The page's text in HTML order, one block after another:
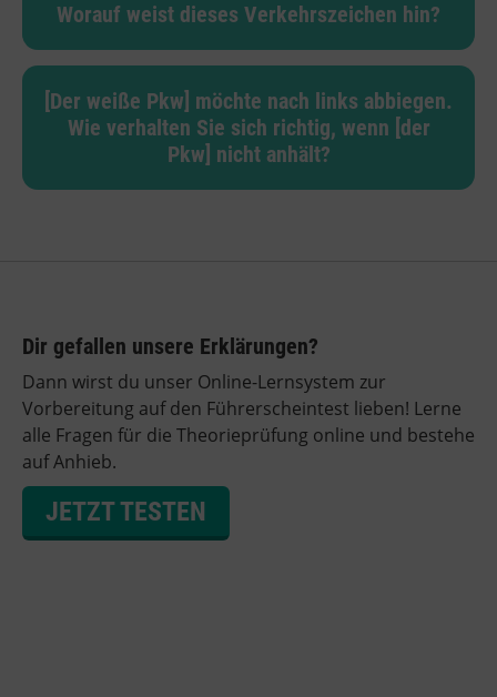
Worauf weist dieses Verkehrszeichen hin?
[Der weiße Pkw] möchte nach links abbiegen.
Wie verhalten Sie sich richtig, wenn [der
Pkw] nicht anhält?
Dir gefallen unsere Erklärungen?
Dann wirst du unser Online-Lernsystem zur
Vorbereitung auf den Führerscheintest lieben! Lerne
alle Fragen für die Theorieprüfung online und bestehe
auf Anhieb.
JETZT TESTEN